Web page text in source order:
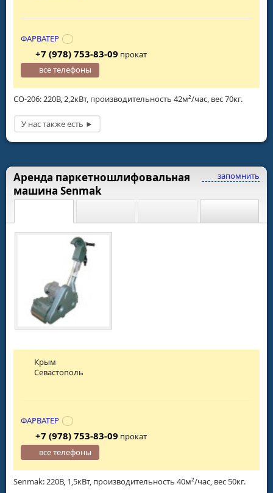
СО-206: 220В, 2,2кВт, производительность 42м²/час, вес 70кг.
ФАРВАТЕР
+7 (978) 753-83-09 прокат
все телефоны
запомнить
Аренда паркетношлифовальная
машина Senmak
Senmak: 220В, 1,5кВт, производительность 40м²/час, вес 50кг.
Крым
Севастополь
ФАРВАТЕР
+7 (978) 753-83-09 прокат
все телефоны